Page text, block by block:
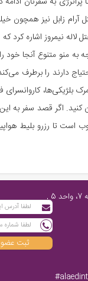
زابل نیز همچون
منو متنوع آنجا
دارند را برطرف
بلژیکی‌ها،
اگر قصد سفر به این
تا رزرو بلیط
تهران، پاسداران شمالی، پایین‌تر از چهارراه فرمانیه، مابین نارنجستان چهارم و رز، مجتمع آرتمیس فرمانیه، طبقه 7، واحد 5 ,
ثبت